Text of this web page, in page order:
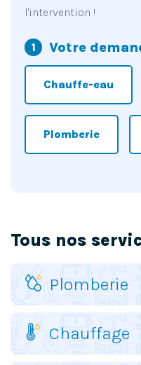
l'intervention !
Votre
Chauffe-eau
Plomberie
Tous nos
Plomberie
Chauffage